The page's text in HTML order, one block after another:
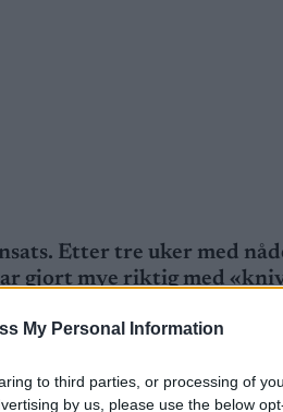
My Personal Information
to third parties, or processing of
by us, please use the below
Etter tre uker med
gjort mye riktig med